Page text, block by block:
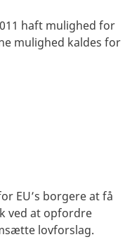
haft mulighed for
mulighed kaldes for
EU’s borgere at få
ved at opfordre
lovforslag.